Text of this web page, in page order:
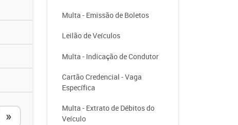
»
Multa - Emissão de Boletos
Leilão de Veículos
Multa - Indicação de Condutor
Cartão Credencial - Vaga
Específica
Multa - Extrato de Débitos do
Veículo